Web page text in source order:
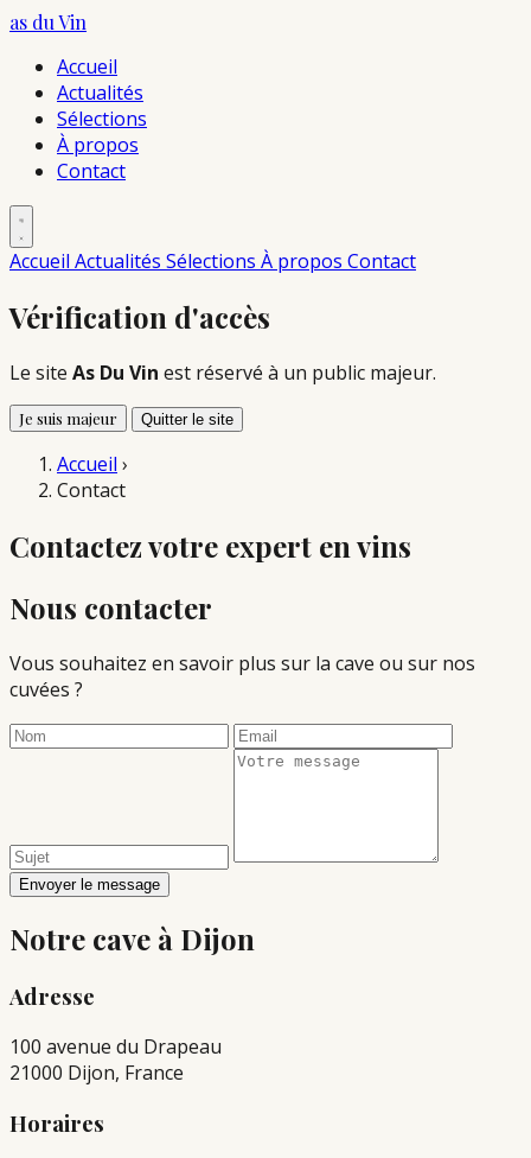
as duVin
Accueil
Actualités
Sélections
À propos
Contact
Accueil Actualités Sélections À propos Contact
Vérification d'accès
Le site As Du Vin est réservé à un public majeur.
Je suis majeur Quitter le site
Accueil ›
Contact
Contactez votre expert en vins
Nous contacter
Vous souhaitez en savoir plus sur la cave ou sur nos
cuvées ?
Envoyer le message
Notre cave à Dijon
Adresse
100 avenue du Drapeau
21000 Dijon, France
Horaires